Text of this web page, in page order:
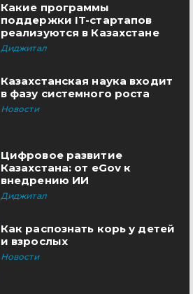
Какие программы
поддержки IT-стартапов
реализуются в Казахстане
Диджитал
Казахстанская наука входит
в фазу системного роста
Новости
Цифровое развитие
Казахстана: от eGov к
внедрению ИИ
Диджитал
Как распознать корь у детей
и взрослых
Новости